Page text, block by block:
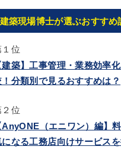
建築現場博士が選ぶおすすめ
１位
建築】工事管理・業務効率
！分類別で見るおすすめは？
２位
AnyONE（エニワン）編】
になる工務店向けサービスを